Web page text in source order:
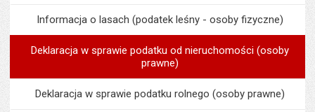
Informacja o lasach (podatek leśny - osoby fizyczne)
Deklaracja w sprawie podatku od nieruchomości (osoby
prawne)
Deklaracja w sprawie podatku rolnego (osoby prawne)